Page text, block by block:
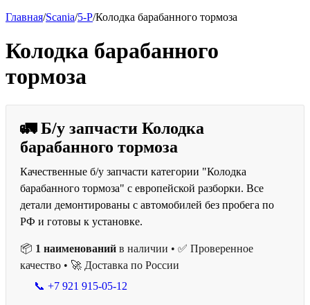
Главная/Scania/5-P/Колодка барабанного тормоза
Колодка барабанного
тормоза
🚛 Б/у запчасти Колодка
барабанного тормоза
Качественные б/у запчасти категории "Колодка
барабанного тормоза" с европейской разборки. Все
детали демонтированы с автомобилей без пробега по
РФ и готовы к установке.
📦 1 наименований в наличии • ✅ Проверенное
качество • 🚀 Доставка по России
📞 +7 921 915-05-12